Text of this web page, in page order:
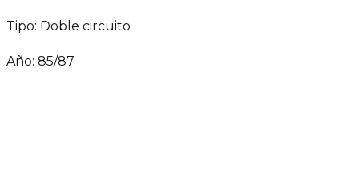
Tipo: Doble circuito
Año: 85/87